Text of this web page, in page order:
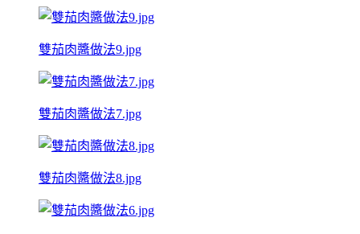
雙茄肉醬做法9.jpg
雙茄肉醬做法7.jpg
雙茄肉醬做法8.jpg